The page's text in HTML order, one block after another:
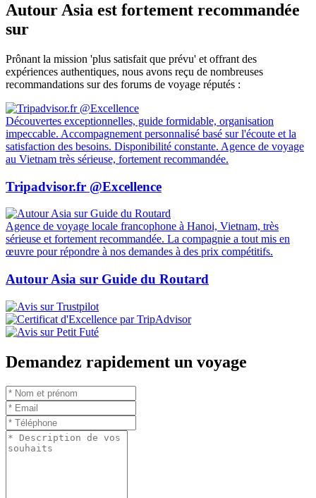
Autour Asia est fortement recommandée
sur
Prônant la mission 'plus satisfait que prévu' et offrant des
expériences authentiques, nous avons reçu de nombreuses
recommandations sur des forums de voyage réputés :
Découvertes exceptionnelles, guide formidable, organisation
impeccable. Accompagnement personnalisé basé sur l'écoute et la
satisfaction des besoins. Disponibilité constante. Agence de voyage
au Vietnam très sérieuse, fortement recommandée.
Tripadvisor.fr @Excellence
Agence de voyage locale francophone à Hanoi, Vietnam, très
sérieuse et fortement recommandée. La compagnie a tout mis en
œuvre pour répondre à nos demandes à des prix compétitifs.
Autour Asia sur Guide du Routard
Demandez rapidement un voyage